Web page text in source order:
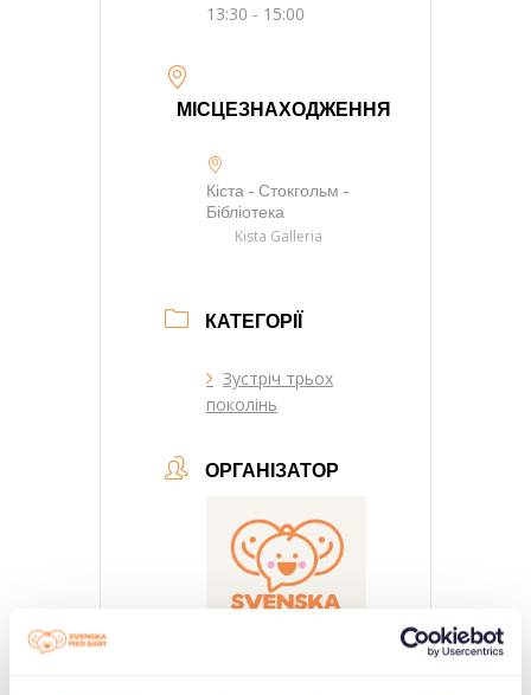
13:30 - 15:00
МІСЦЕЗНАХОДЖЕННЯ
Кіста - Стокгольм -
Бібліотека
Kista Galleria
КАТЕГОРІЇ
Зустріч трьох
поколінь
ОРГАНІЗАТОР